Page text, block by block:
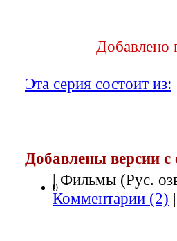
Добавлено
Эта серия состоит из:
Добавлены версии
0
| Фильмы (Рус.
Комментарии (2) |